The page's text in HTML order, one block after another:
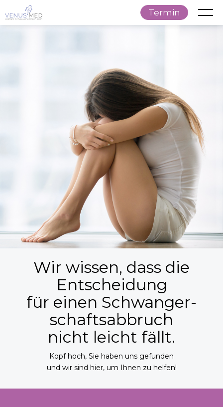
Termin
Wir wissen, dass die
Entscheidung
für einen Schwanger­
schafts­abbruch
nicht leicht fällt.
Kopf hoch, Sie haben uns gefunden
und wir sind hier, um Ihnen zu helfen!